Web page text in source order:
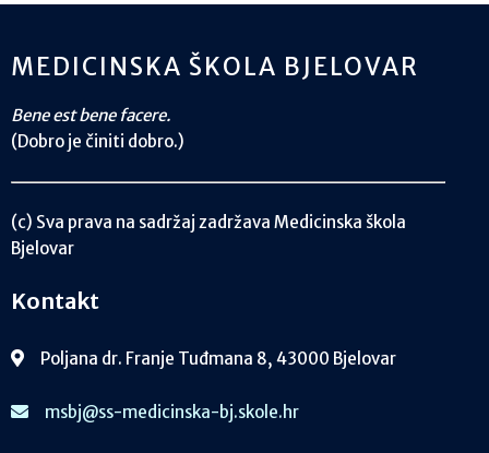
MEDICINSKA ŠKOLA BJELOVAR
Bene est bene facere.
(Dobro je činiti dobro.)
(c) Sva prava na sadržaj zadržava Medicinska škola
Bjelovar
Kontakt
Poljana dr. Franje Tuđmana 8, 43000 Bjelovar
msbj@ss-medicinska-bj.skole.hr